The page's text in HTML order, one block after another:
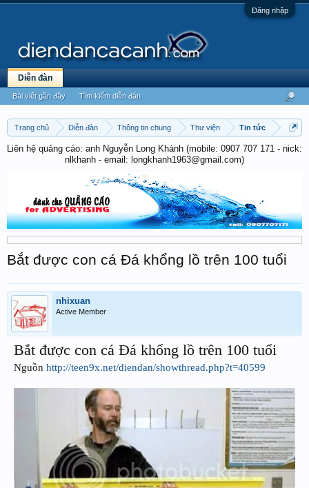
Đăng nhập
Trang chủ Diễn đàn Thông tin chung Thư viện Tin tức
Liên hệ quảng cáo: anh Nguyễn Long Khánh (mobile: 0907 707 171 - nick:
nlkhanh - email: longkhanh1963@gmail.com)
Bắt được con cá Đá khổng lồ trên 100 tuổi
nhixuan
Active Member
Bắt được con cá Đá khổng lồ trên 100 tuổi
Nguồn http://teen9x.net/diendan/showthread.php?t=40599
Diễn đàn
Bài viết gần đây Tìm kiếm diễn đàn